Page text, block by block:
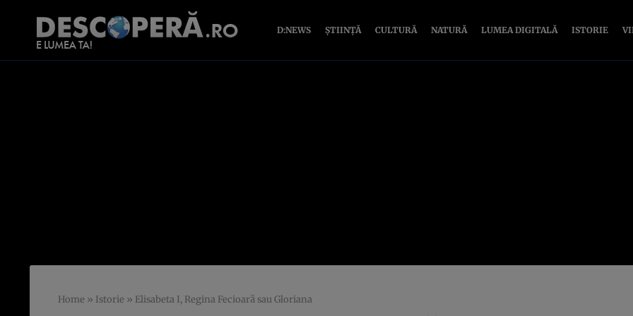
D:NEWS ȘTIINȚĂ CULTURĂ NATURĂ LUMEA DIGITALĂ ISTORIE
Home » Istorie » Elisabeta I, Regina Fecioară sau Gloriana